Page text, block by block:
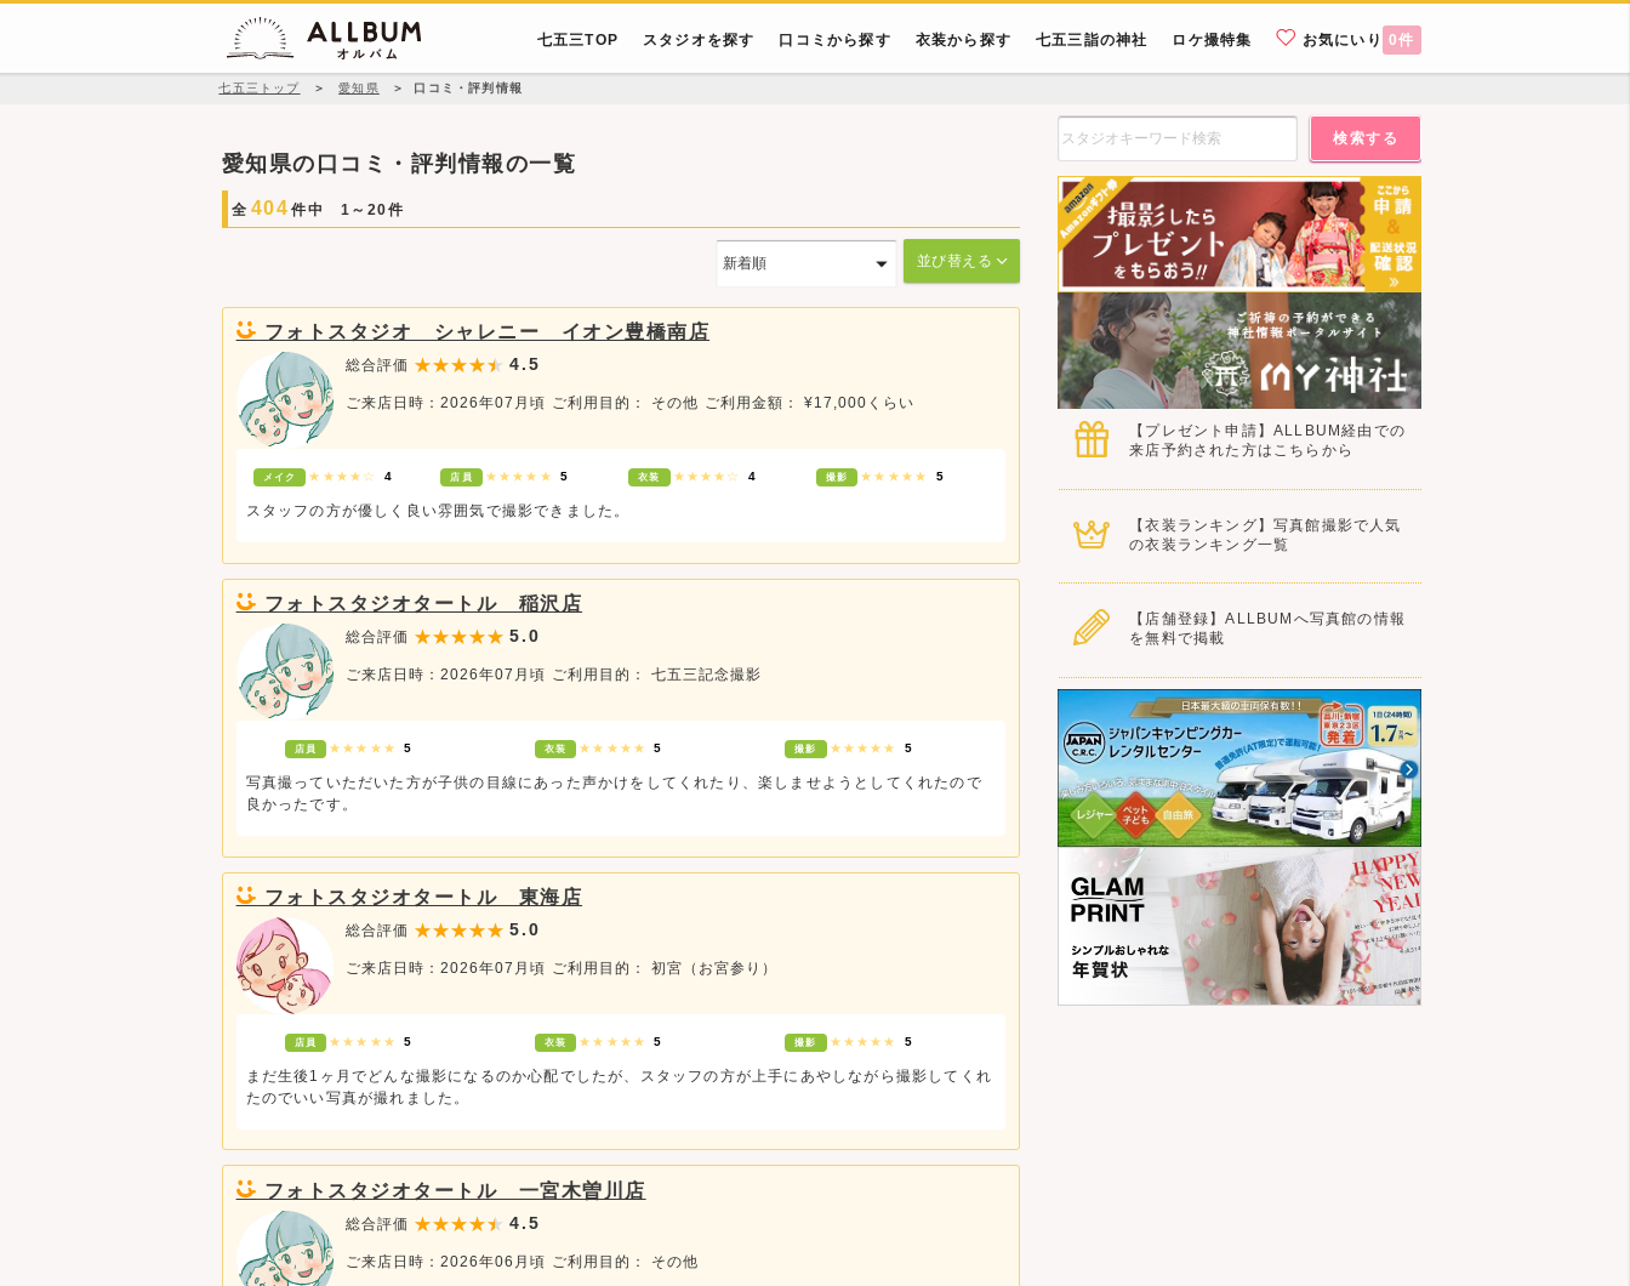
七五三TOP スタジオを探す 口コミから探す 衣装から探す 七五三詣の神社 ロケ撮特集 お気にいり 0件
七五三トップ ＞ 愛知県 ＞ 口コミ・評判情報
愛知県の口コミ・評判情報の一覧
全 404 件中 1～20件
並び替える
フォトスタジオ シャレニー イオン豊橋南店
総合評価 4.5
ご来店日時：2026年07月頃 ご利用目的： その他 ご利用金額： ¥17,000くらい
メイク ★★★★☆ 4 店員 ★★★★★ 5 衣装 ★★★★☆ 4 撮影 ★★★★★ 5
スタッフの方が優しく良い雰囲気で撮影できました。
フォトスタジオタートル 稲沢店
総合評価 5.0
ご来店日時：2026年07月頃 ご利用目的： 七五三記念撮影
店員 ★★★★★ 5 衣装 ★★★★★ 5 撮影 ★★★★★ 5
写真撮っていただいた方が子供の目線にあった声かけをしてくれたり、楽しませようとしてくれたので
良かったです。
フォトスタジオタートル 東海店
総合評価 5.0
ご来店日時：2026年07月頃 ご利用目的： 初宮（お宮参り）
店員 ★★★★★ 5 衣装 ★★★★★ 5 撮影 ★★★★★ 5
まだ生後1ヶ月でどんな撮影になるのか心配でしたが、スタッフの方が上手にあやしながら撮影してくれ
たのでいい写真が撮れました。
フォトスタジオタートル 一宮木曽川店
総合評価 4.5
ご来店日時：2026年06月頃 ご利用目的： その他
検索する
【プレゼント申請】ALLBUM経由での
来店予約された方はこちらから
【衣装ランキング】写真館撮影で人気
の衣装ランキング一覧
【店舗登録】ALLBUMへ写真館の情報
を無料で掲載